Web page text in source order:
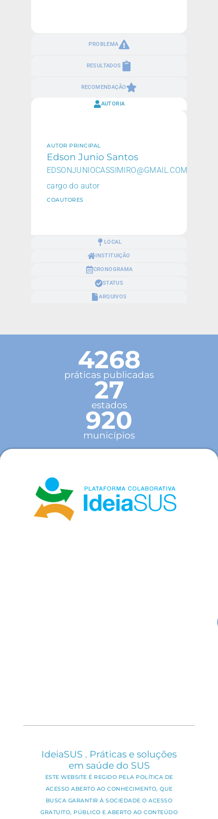
PROBLEMA
RESULTADOS
RECOMENDAÇÃO
AUTORIA
LOCAL
INSTITUIÇÃO
CRONOGRAMA
STATUS
ARQUIVOS
AUTOR PRINCIPAL
Edson Junio Santos
EDSONJUNIOCASSIMIRO@GMAIL.COM
cargo do autor
COAUTORES
4268
práticas publicadas
27
estados
920
municípios
IdeiaSUS . Práticas e soluções
em saúde do SUS
ESTE WEBSITE É REGIDO PELA POLÍTICA DE
ACESSO ABERTO AO CONHECIMENTO, QUE
BUSCA GARANTIR À SOCIEDADE O ACESSO
GRATUITO, PÚBLICO E ABERTO AO CONTEÚDO